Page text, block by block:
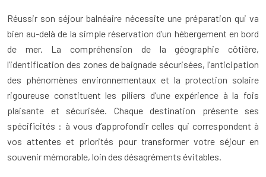
Réussir son séjour balnéaire nécessite une préparation qui va
bien au-delà de la simple réservation d’un hébergement en bord
de mer. La compréhension de la géographie côtière,
l’identification des zones de baignade sécurisées, l’anticipation
des phénomènes environnementaux et la protection solaire
rigoureuse constituent les piliers d’une expérience à la fois
plaisante et sécurisée. Chaque destination présente ses
spécificités : à vous d’approfondir celles qui correspondent à
vos attentes et priorités pour transformer votre séjour en
souvenir mémorable, loin des désagréments évitables.